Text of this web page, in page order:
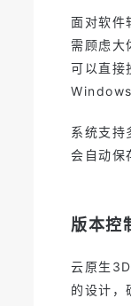
面对软件
需顾虑大
可以直接
Windows
系统支持
会自动保
版本控
云原生
的设计，